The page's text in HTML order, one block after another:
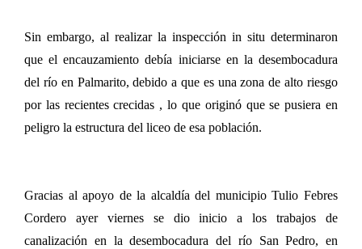
Sin embargo, al realizar la inspección in situ determinaron
que el encauzamiento debía iniciarse en la desembocadura
del río en Palmarito, debido a que es una zona de alto riesgo
por las recientes crecidas , lo que originó que se pusiera en
peligro la estructura del liceo de esa población.
Gracias al apoyo de la alcaldía del municipio Tulio Febres
Cordero ayer viernes se dio inicio a los trabajos de
canalización en la desembocadura del río San Pedro, en